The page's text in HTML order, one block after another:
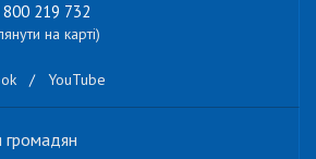
800 219 732
на карті)
/ YouTube
громадян